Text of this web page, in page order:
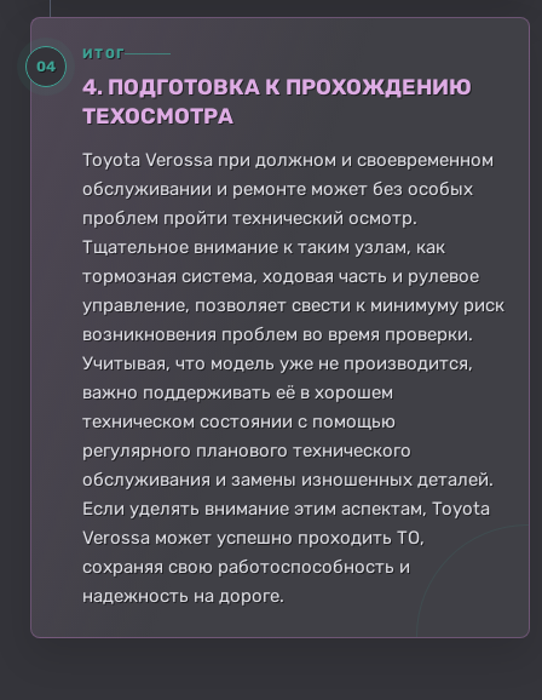
04
ИТОГ
4. ПОДГОТОВКА К ПРОХОЖДЕНИЮ
ТЕХОСМОТРА
Toyota Verossa при должном и своевременном
обслуживании и ремонте может без особых
проблем пройти технический осмотр.
Тщательное внимание к таким узлам, как
тормозная система, ходовая часть и рулевое
управление, позволяет свести к минимуму риск
возникновения проблем во время проверки.
Учитывая, что модель уже не производится,
важно поддерживать её в хорошем
техническом состоянии с помощью
регулярного планового технического
обслуживания и замены изношенных деталей.
Если уделять внимание этим аспектам, Toyota
Verossa может успешно проходить ТО,
сохраняя свою работоспособность и
надежность на дороге.